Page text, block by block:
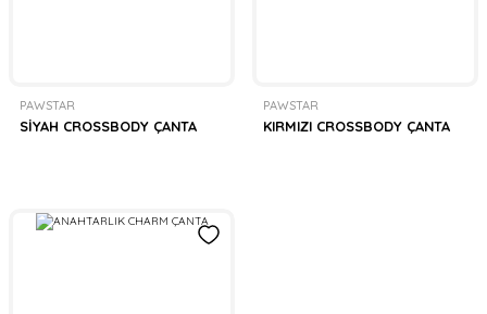
PAWSTAR
SİYAH CROSSBODY ÇANTA
PAWSTAR
KIRMIZI CROSSBODY ÇANTA